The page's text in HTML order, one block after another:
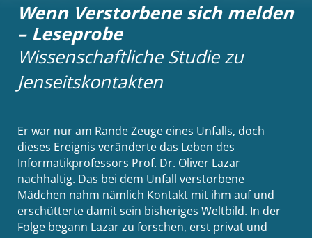
Wenn Verstorbene sich melden
– Leseprobe
Wissenschaftliche Studie zu
Jenseitskontakten
Er war nur am Rande Zeuge eines Unfalls, doch
dieses Ereignis veränderte das Leben des
Informatikprofessors Prof. Dr. Oliver Lazar
nachhaltig. Das bei dem Unfall verstorbene
Mädchen nahm nämlich Kontakt mit ihm auf und
erschütterte damit sein bisheriges Weltbild. In der
Folge begann Lazar zu forschen, erst privat und